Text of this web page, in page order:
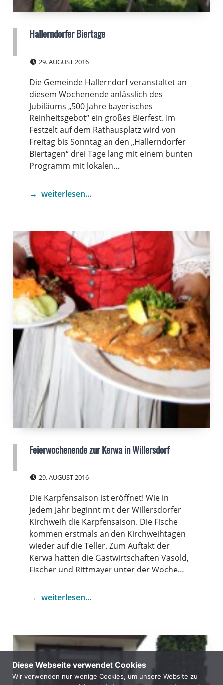
Hallerndorfer Biertage
29. AUGUST 2016
Die Gemeinde Hallerndorf veranstaltet an
diesem Wochenende anlässlich des
Jubiläums „500 Jahre bayerisches
Reinheitsgebot“ ein großes Bierfest. Im
Festzelt auf dem Rathausplatz wird von
Freitag bis Sonntag an den „Hallerndorfer
Biertagen“ drei Tage lang mit einem bunten
Programm mit lokalen…
weiterlesen…
Feierwochenende zur Kerwa in Willersdorf
29. AUGUST 2016
Die Karpfensaison ist eröffnet! Wie in
jedem Jahr beginnt mit der Willersdorfer
Kirchweih die Karpfensaison. Die Fische
kommen erstmals an den Kirchweihtagen
wieder auf die Teller. Zum Auftakt der
Kerwa hatten die Gastwirtschaften Vasold,
Fischer und Rittmayer unter der Woche…
weiterlesen…
Diese Webseite verwendet Cookies
Wir verwenden nur wenige Cookies, um unsere Website zu